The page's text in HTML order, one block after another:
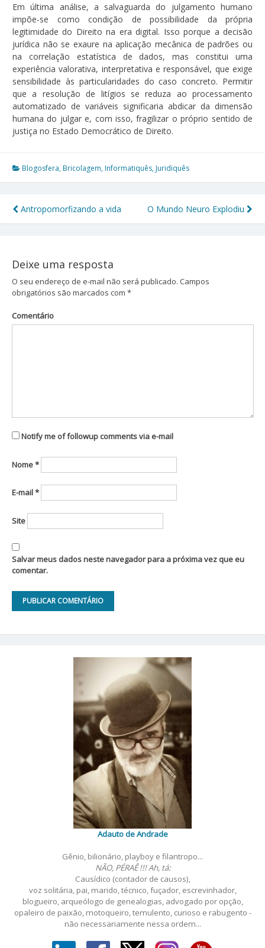
Em última análise, a salvaguarda do julgamento humano
impõe-se como condição de possibilidade da própria
legitimidade do Direito na era digital. Isso porque a decisão
jurídica não se exaure na aplicação mecânica de padrões ou
na correlação estatística de dados, mas constitui uma
experiência valorativa, interpretativa e responsável, que exige
sensibilidade às particularidades do caso concreto. Permitir
que a resolução de litígios se reduza ao processamento
automatizado de variáveis significaria abdicar da dimensão
humana do julgar e, com isso, fragilizar o próprio sentido de
justiça no Estado Democrático de Direito.
Blogosfera, Bricolagem, Informatiquês, Juridiquês
Navegação
Post
Antropomorfizando a vida O Mundo Neuro Explodiu
Deixe uma resposta
O seu endereço de e-mail não será publicado. Campos
obrigatórios são marcados com *
Comentário
Notify me of followup comments via e-mail
Nome*
E-mail*
Site
Salvar meus dados neste navegador para a próxima vez que eu
comentar.
Adauto de Andrade
Gênio, bilionário, playboy e filantropo...
NÃO, PÉRAÊ !!! Ah, tá:
Causídico (contador de causos),
voz solitária, pai, marido, técnico, fuçador, escrevinhador,
blogueiro, arqueólogo de genealogias, advogado por opção,
opaleiro de paixão, motoqueiro, temulento, curioso e rabugento -
não necessariamente nessa ordem...